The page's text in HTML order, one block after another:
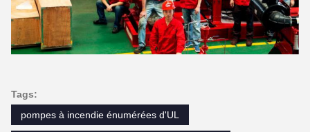
Tags:
pompes à incendie énumérées d'UL